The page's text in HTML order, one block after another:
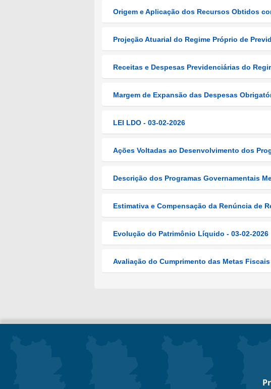
Origem e Aplicação dos Recursos Obtidos
Projeção Atuarial do Regime Próprio de
Receitas e Despesas Previdenciárias do
Margem de Expansão das Despesas
LEI LDO - 03-02-2026
Ações Voltadas ao Desenvolvimento dos
Descrição dos Programas Governamentais
Estimativa e Compensação da Renúncia de
Evolução do Patrimônio Líquido - 03-02-2026
Avaliação do Cumprimento das Metas